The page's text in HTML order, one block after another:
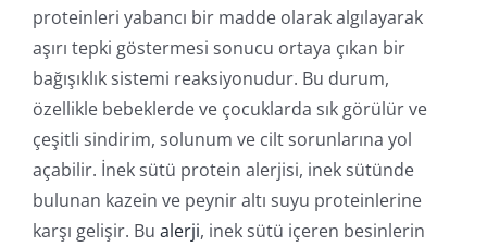
proteinleri yabancı bir madde olarak algılayarak
aşırı tepki göstermesi sonucu ortaya çıkan bir
bağışıklık sistemi reaksiyonudur. Bu durum,
özellikle bebeklerde ve çocuklarda sık görülür ve
çeşitli sindirim, solunum ve cilt sorunlarına yol
açabilir. İnek sütü protein alerjisi, inek sütünde
bulunan kazein ve peynir altı suyu proteinlerine
karşı gelişir. Bu alerji, inek sütü içeren besinlerin